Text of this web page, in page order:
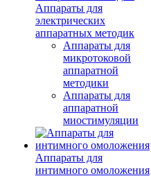
Аппараты для
электрических
аппаратных методик
Аппараты для
микротоковой
аппаратной
методики
Аппараты для
аппаратной
миостимуляции
Аппараты для
интимного омоложения